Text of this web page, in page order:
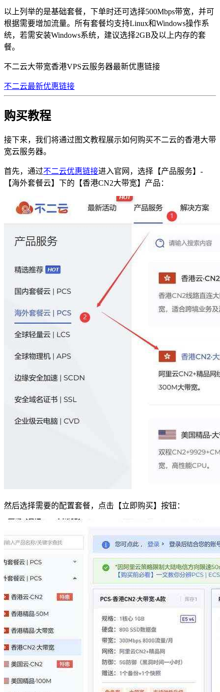
以上列举的是基础套餐，下单时还可选择500Mbps带宽，并可
根据需要增加流量。所有套餐均支持Linux和Windows操作系
统，若需安装Windows系统，建议选择2GB及以上内存的套
餐。
不二云大带宽香港VPS云服务器最新优惠链接
不二云最新优惠链接
购买教程
接下来，我们将通过图文教程展示如何购买不二云的香港大带
宽云服务器。
首先，通过不二云优惠链接进入官网，选择【产品服务】-
【海外套餐云】下的【香港CN2大带宽】产品：
然后选择需要的配置套餐，点击【立即购买】按钮：